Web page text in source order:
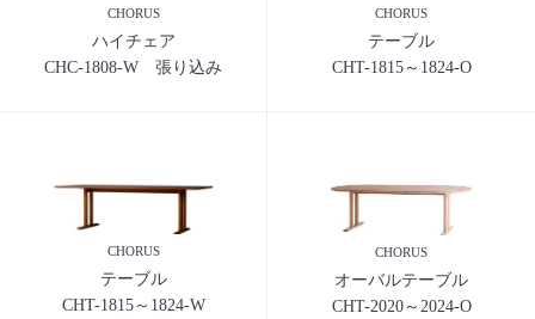
CHORUS
ハイチェア
CHC-1808-W 張り込み
CHORUS
テーブル
CHT-1815～1824-O
CHORUS
テーブル
CHT-1815～1824-W
CHORUS
オーバルテーブル
CHT-2020～2024-O